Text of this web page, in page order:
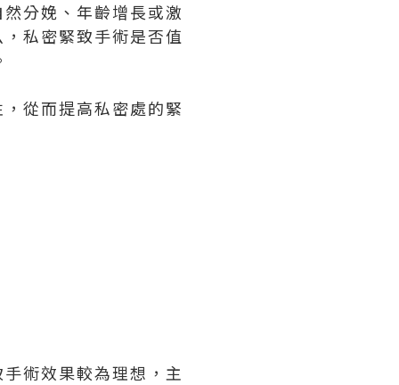
分娩、年齡增長或激
私密緊致手術是否值
從而提高私密處的緊
術效果較為理想，主